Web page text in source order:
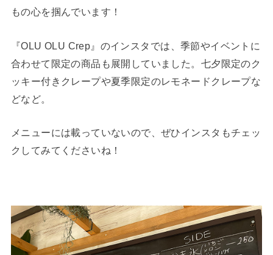
もの心を掴んでいます！
『OLU OLU Crep』のインスタでは、季節やイベントに
合わせて限定の商品も展開していました。七夕限定のク
ッキー付きクレープや夏季限定のレモネードクレープな
どなど。
メニューには載っていないので、ぜひインスタもチェッ
クしてみてくださいね！